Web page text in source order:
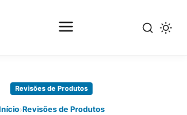
Revisões de Produtos
›Revisões de Produtos